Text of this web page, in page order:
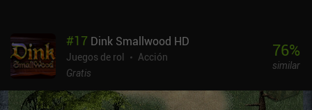
#17 Dink Smallwood HD
Juegos de rol
Acción
Gratis
76%
similar